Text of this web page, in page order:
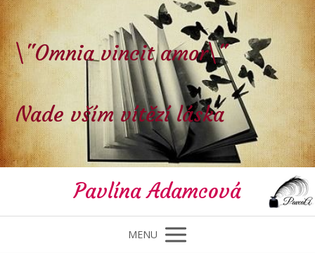
\"Omnia vincit amor\"
Nade vším vítězí láska
Pavlína Adamcová
MENU